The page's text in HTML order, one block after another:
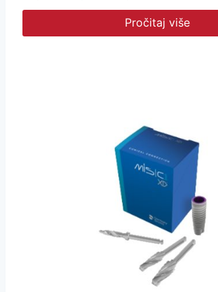
Pročitaj više